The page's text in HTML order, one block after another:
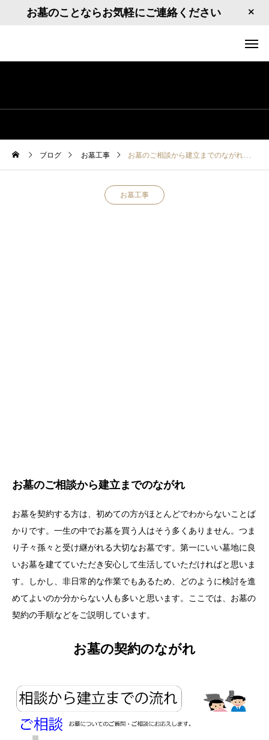
お墓のことならお気軽にご連絡ください
ブログ お墓工事 お墓のご相談から建立までのながれ
お墓工事
お墓のご相談から建立までのながれ
お墓を契約する方は、初めての方がほとんどでわからないことば
かりです。一生の中でお墓を買う人はそう多くありません。つま
り子々孫々と受け継がれる大切なお墓です。第一にいい墓地に良
いお墓を建てていただき安心して生活していただければと思いま
す。しかし、非日常的な作業でもあるため、どのように検討を進
めてよいのか分からない人も多いと思います。ここでは、お墓の
契約の手順などをご説明しています。
お墓の契約のながれ